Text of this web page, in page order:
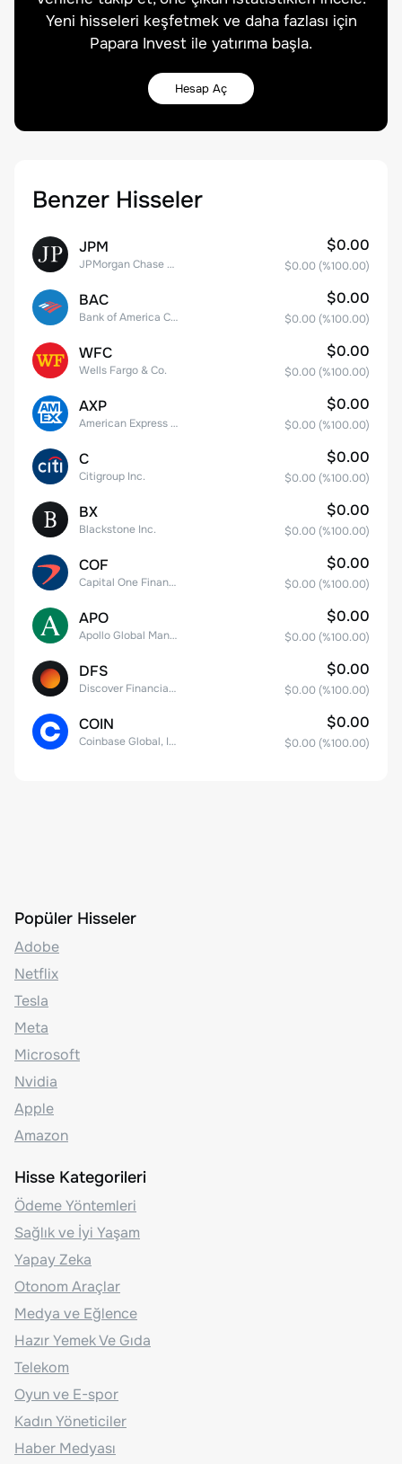
Yeni hisseleri keşfetmek ve daha fazlası için
Papara Invest ile yatırıma başla.
Hesap Aç
Benzer Hisseler
JPM
JPMorgan Chase & Co.
$0.00
$0.00 (%100.00)
BAC
Bank of America Corporation
$0.00
$0.00 (%100.00)
WFC
Wells Fargo & Co.
$0.00
$0.00 (%100.00)
AXP
American Express Company
$0.00
$0.00 (%100.00)
C
Citigroup Inc.
$0.00
$0.00 (%100.00)
BX
Blackstone Inc.
$0.00
$0.00 (%100.00)
COF
Capital One Financial
$0.00
$0.00 (%100.00)
APO
Apollo Global Management, Inc.
$0.00
$0.00 (%100.00)
DFS
Discover Financial Services
$0.00
$0.00 (%100.00)
COIN
Coinbase Global, Inc. Class A Common Stock
$0.00
$0.00 (%100.00)
Popüler Hisseler
Adobe
Netflix
Tesla
Meta
Microsoft
Nvidia
Apple
Amazon
Hisse Kategorileri
Ödeme Yöntemleri
Sağlık ve İyi Yaşam
Yapay Zeka
Otonom Araçlar
Medya ve Eğlence
Hazır Yemek Ve Gıda
Telekom
Oyun ve E-spor
Kadın Yöneticiler
Haber Medyası